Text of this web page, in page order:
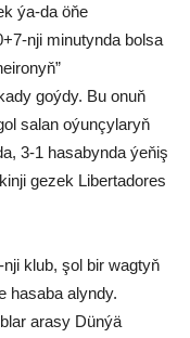
ýa-da öňe
nji minutynda bolsa
goýdy. Bu onuň
salan oýunçylaryň
3-1 hasabynda ýeňiş
gezek Libertadores
nji klub, şol bir wagtyň
hasaba alyndy.
arasy Dünýä